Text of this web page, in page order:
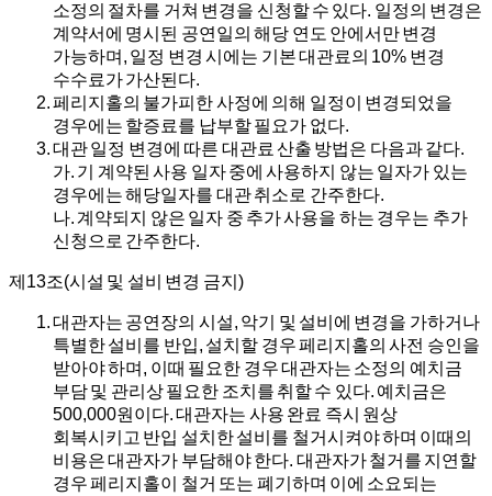
소정의 절차를 거쳐 변경을 신청할 수 있다. 일정의 변경은
계약서에 명시된 공연일의 해당 연도 안에서만 변경
가능하며, 일정 변경 시에는 기본 대관료의 10% 변경
수수료가 가산된다.
페리지홀의 불가피한 사정에 의해 일정이 변경되었을
경우에는 할증료를 납부할 필요가 없다.
대관 일정 변경에 따른 대관료 산출 방법은 다음과 같다.
가. 기 계약된 사용 일자 중에 사용하지 않는 일자가 있는
경우에는 해당일자를 대관 취소로 간주한다.
나.계약되지 않은 일자 중 추가 사용을 하는 경우는 추가
신청으로 간주한다.
제13조(시설 및 설비 변경 금지)
대관자는 공연장의 시설, 악기 및 설비에 변경을 가하거나
특별한 설비를 반입, 설치할 경우 페리지홀의 사전 승인을
받아야 하며, 이때 필요한 경우 대관자는 소정의 예치금
부담 및 관리상 필요한 조치를 취할 수 있다. 예치금은
500,000원이다. 대관자는 사용 완료 즉시 원상
회복시키고 반입 설치한 설비를 철거시켜야 하며 이때의
비용은 대관자가 부담해야 한다. 대관자가 철거를 지연할
경우 페리지홀이 철거 또는 폐기하며 이에 소요되는